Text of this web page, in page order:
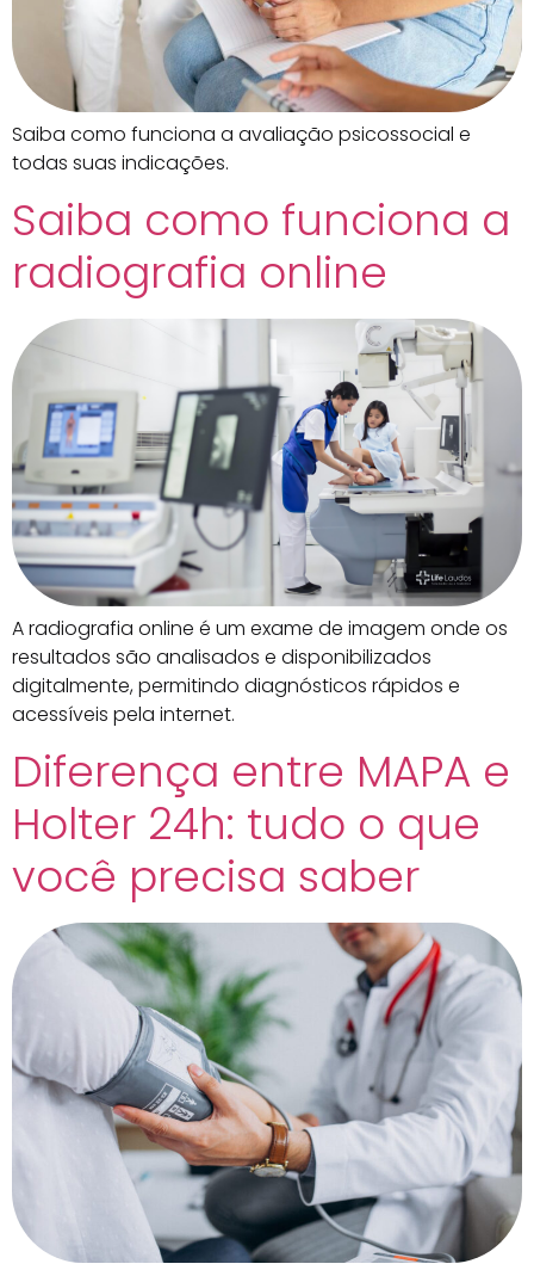
Saiba como funciona a avaliação psicossocial e
todas suas indicações.
Saiba como funciona a
radiografia online
A radiografia online é um exame de imagem onde os
resultados são analisados e disponibilizados
digitalmente, permitindo diagnósticos rápidos e
acessíveis pela internet.
Diferença entre MAPA e
Holter 24h: tudo o que
você precisa saber